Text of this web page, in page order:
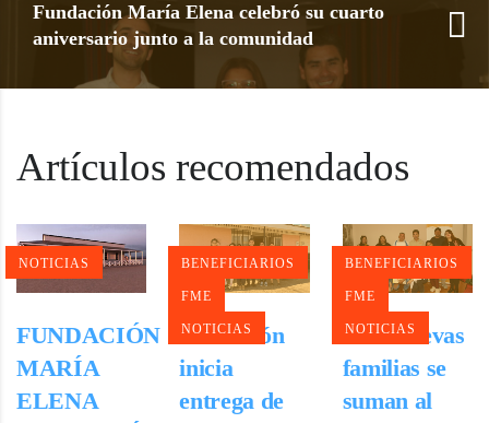
Fundación María Elena celebró su cuarto
aniversario junto a la comunidad
Artículos recomendados
NOTICIAS
FUNDACIÓN
MARÍA
ELENA
BENEFICIARIOS
FME
NOTICIAS
Fundación
inicia
entrega de
BENEFICIARIOS
FME
NOTICIAS
Siete nuevas
familias se
suman al